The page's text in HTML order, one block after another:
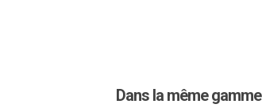
Dans la même gamme